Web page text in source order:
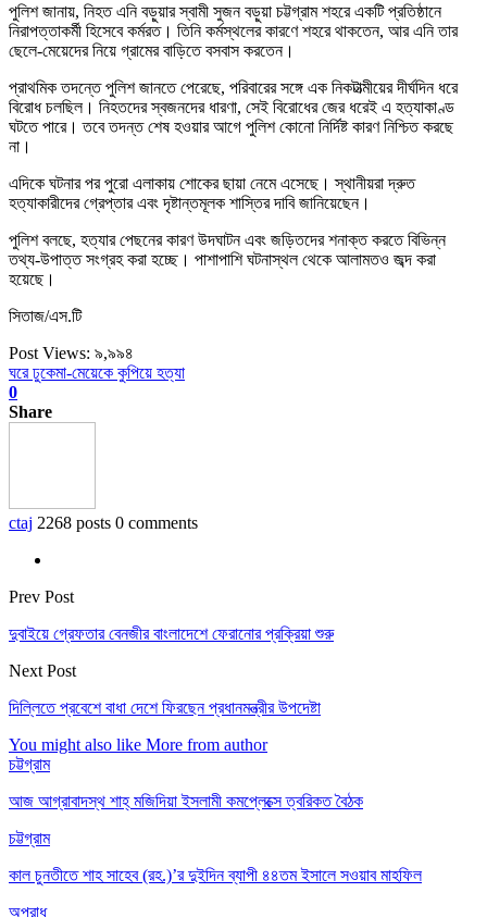
পুলিশ জানায়, নিহত এনি বড়ুয়ার স্বামী সুজন বড়ুয়া চট্টগ্রাম শহরে একটি প্রতিষ্ঠানে
নিরাপত্তাকর্মী হিসেবে কর্মরত। তিনি কর্মস্থলের কারণে শহরে থাকতেন, আর এনি তার
ছেলে-মেয়েদের নিয়ে গ্রামের বাড়িতে বসবাস করতেন।
প্রাথমিক তদন্তে পুলিশ জানতে পেরেছে, পরিবারের সঙ্গে এক নিকটাত্মীয়ের দীর্ঘদিন ধরে
বিরোধ চলছিল। নিহতদের স্বজনদের ধারণা, সেই বিরোধের জের ধরেই এ হত্যাকাণ্ড
ঘটতে পারে। তবে তদন্ত শেষ হওয়ার আগে পুলিশ কোনো নির্দিষ্ট কারণ নিশ্চিত করছে
না।
এদিকে ঘটনার পর পুরো এলাকায় শোকের ছায়া নেমে এসেছে। স্থানীয়রা দ্রুত
হত্যাকারীদের গ্রেপ্তার এবং দৃষ্টান্তমূলক শাস্তির দাবি জানিয়েছেন।
পুলিশ বলছে, হত্যার পেছনের কারণ উদঘাটন এবং জড়িতদের শনাক্ত করতে বিভিন্ন
তথ্য-উপাত্ত সংগ্রহ করা হচ্ছে। পাশাপাশি ঘটনাস্থল থেকে আলামতও জব্দ করা
হয়েছে।
সিতাজ/এস.টি
Post Views: ৯,৯৯৪
ঘরে ঢুকেমা-মেয়েকে কুপিয়ে হত্যা
0
Share
ctaj 2268 posts 0 comments
Prev Post
দুবাইয়ে গ্রেফতার বেনজীর বাংলাদেশে ফেরানোর প্রক্রিয়া শুরু
Next Post
দিল্লিতে প্রবেশে বাধা দেশে ফিরছেন প্রধানমন্ত্রীর উপদেষ্টা
You might also like More from author
চট্টগ্রাম
আজ আগ্রাবাদস্থ শাহ্ মজিদিয়া ইসলামী কমপ্লেক্সে ত্বরিকত বৈঠক
চট্টগ্রাম
কাল চুনতীতে শাহ সাহেব (রহ.)’র দুইদিন ব্যাপী ৪৪তম ইসালে সওয়াব মাহফিল
অপরাধ